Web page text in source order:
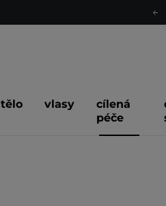
tělo vlasy
cílená
péče